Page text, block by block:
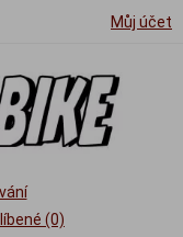
Můj účet
(0)